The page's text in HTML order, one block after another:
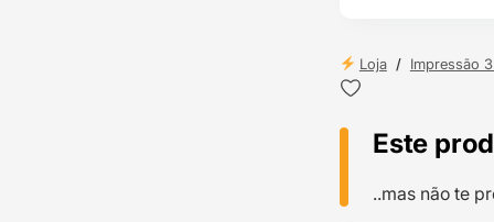
Loja / Impressão
Este
..mas não te